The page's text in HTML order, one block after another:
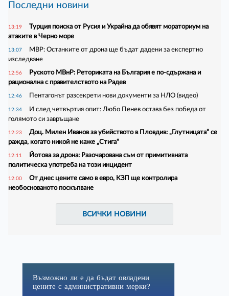
Последни новини
13:19
Турция поиска от Русия и Украйна да обявят мораториум на
атаките в Черно море
13:07
МВР: Останките от дрона ще бъдат дадени за експертно
изследване
12:56
Руското МВнР: Реториката на България е по-сдържана и
рационална с правителството на Радев
12:46 Пентагонът разсекрети нови документи за НЛО (видео)
12:34
И след четвъртия опит: Любо Пенев остава без победа от
голямото си завръщане
12:23
Доц. Милен Иванов за убийството в Пловдив: „Глутницата“ се
ражда, когато никой не каже „Стига“
12:11
Йотова за дрона: Разочарована съм от примитивната
политическа употреба на този инцидент
12:00
От днес цените само в евро, КЗП ще контролира
необоснованото поскъпване
ВСИЧКИ НОВИНИ